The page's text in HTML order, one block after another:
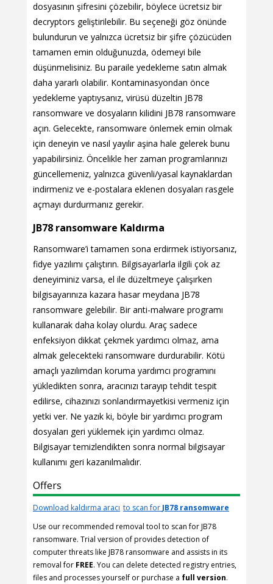
dosyasının şifresini çözebilir, böylece ücretsiz bir
decryptors geliştirilebilir. Bu seçeneği göz önünde
bulundurun ve yalnızca ücretsiz bir şifre çözücüden
tamamen emin olduğunuzda, ödemeyi bile
düşünmelisiniz. Bu paraile yedekleme satın almak
daha yararlı olabilir. Kontaminasyondan önce
yedekleme yaptıysanız, virüsü düzeltin JB78
ransomware ve dosyaların kilidini JB78 ransomware
açın. Gelecekte, ransomware önlemek emin olmak
için deneyin ve nasıl yayılır aşina hale gelerek bunu
yapabilirsiniz. Öncelikle her zaman programlarınızı
güncellemeniz, yalnızca güvenli/yasal kaynaklardan
indirmeniz ve e-postalara eklenen dosyaları rasgele
açmayı durdurmanız gerekir.
JB78 ransomware Kaldırma
Ransomware’i tamamen sona erdirmek istiyorsanız,
fidye yazılımı çalıştırın. Bilgisayarlarla ilgili çok az
deneyiminiz varsa, el ile düzeltmeye çalışırken
bilgisayarınıza kazara hasar meydana JB78
ransomware gelebilir. Bir anti-malware programı
kullanarak daha kolay olurdu. Araç sadece
enfeksiyon dikkat çekmek yardımcı olmaz, ama
almak gelecekteki ransomware durdurabilir. Kötü
amaçlı yazılımdan koruma yardımcı programını
yükledikten sonra, aracınızı tarayıp tehdit tespit
edilirse, cihazınızı sonlandırmayetkisi vermeniz için
yetki ver. Ne yazık ki, böyle bir yardımcı program
dosyaları geri yüklemek için yardımcı olmaz.
Bilgisayar temizlendikten sonra normal bilgisayar
kullanımı geri kazanılmalıdır.
Offers
Download kaldırma aracı to scan forJB78 ransomware
Use our recommended removal tool to scan for JB78
ransomware. Trial version of provides detection of
computer threats like JB78 ransomware and assists in its
removal for FREE. You can delete detected registry entries,
files and processes yourself or purchase a full version.